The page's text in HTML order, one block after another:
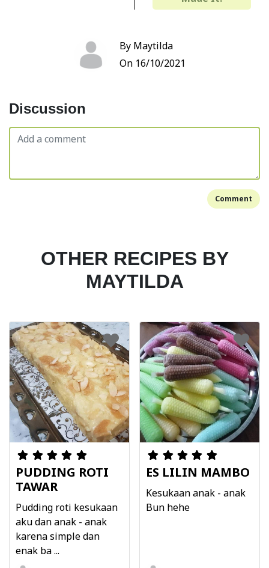
By Maytilda
On 16/10/2021
Discussion
Comment
OTHER RECIPES BY
MAYTILDA
PUDDING ROTI
TAWAR
Pudding roti kesukaan
aku dan anak - anak
karena simple dan
enak ba ...
ES LILIN MAMBO
Kesukaan anak - anak
Bun hehe